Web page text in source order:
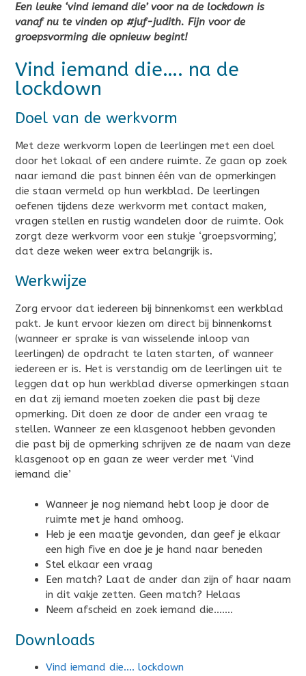
Een leuke ‘vind iemand die’ voor na de lockdown is
vanaf nu te vinden op #juf-judith. Fijn voor de
groepsvorming die opnieuw begint!
Vind iemand die…. na de
lockdown
Doel van de werkvorm
Met deze werkvorm lopen de leerlingen met een doel
door het lokaal of een andere ruimte. Ze gaan op zoek
naar iemand die past binnen één van de opmerkingen
die staan vermeld op hun werkblad. De leerlingen
oefenen tijdens deze werkvorm met contact maken,
vragen stellen en rustig wandelen door de ruimte. Ook
zorgt deze werkvorm voor een stukje ‘groepsvorming’,
dat deze weken weer extra belangrijk is.
Werkwijze
Zorg ervoor dat iedereen bij binnenkomst een werkblad
pakt. Je kunt ervoor kiezen om direct bij binnenkomst
(wanneer er sprake is van wisselende inloop van
leerlingen) de opdracht te laten starten, of wanneer
iedereen er is. Het is verstandig om de leerlingen uit te
leggen dat op hun werkblad diverse opmerkingen staan
en dat zij iemand moeten zoeken die past bij deze
opmerking. Dit doen ze door de ander een vraag te
stellen. Wanneer ze een klasgenoot hebben gevonden
die past bij de opmerking schrijven ze de naam van deze
klasgenoot op en gaan ze weer verder met ‘Vind
iemand die’
Wanneer je nog niemand hebt loop je door de
ruimte met je hand omhoog.
Heb je een maatje gevonden, dan geef je elkaar
een high five en doe je je hand naar beneden
Stel elkaar een vraag
Een match? Laat de ander dan zijn of haar naam
in dit vakje zetten. Geen match? Helaas
Neem afscheid en zoek iemand die…….
Downloads
Vind iemand die…. lockdown